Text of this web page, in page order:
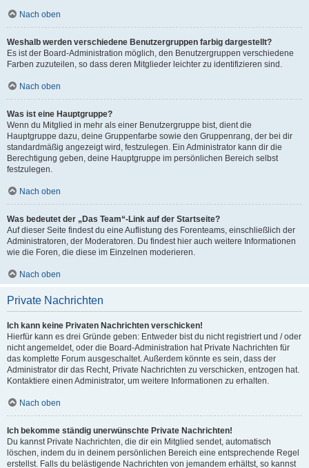
Nach oben
Weshalb werden verschiedene Benutzergruppen farbig dargestellt?
Es ist der Board-Administration möglich, den Benutzergruppen verschiedene
Farben zuzuteilen, so dass deren Mitglieder leichter zu identifizieren sind.
Nach oben
Was ist eine Hauptgruppe?
Wenn du Mitglied in mehr als einer Benutzergruppe bist, dient die
Hauptgruppe dazu, deine Gruppenfarbe sowie den Gruppenrang, der bei dir
standardmäßig angezeigt wird, festzulegen. Ein Administrator kann dir die
Berechtigung geben, deine Hauptgruppe im persönlichen Bereich selbst
festzulegen.
Nach oben
Was bedeutet der „Das Team“-Link auf der Startseite?
Auf dieser Seite findest du eine Auflistung des Forenteams, einschließlich der
Administratoren, der Moderatoren. Du findest hier auch weitere Informationen
wie die Foren, die diese im Einzelnen moderieren.
Nach oben
Private Nachrichten
Ich kann keine Privaten Nachrichten verschicken!
Hierfür kann es drei Gründe geben: Entweder bist du nicht registriert und / oder
nicht angemeldet, oder die Board-Administration hat Private Nachrichten für
das komplette Forum ausgeschaltet. Außerdem könnte es sein, dass der
Administrator dir das Recht, Private Nachrichten zu verschicken, entzogen hat.
Kontaktiere einen Administrator, um weitere Informationen zu erhalten.
Nach oben
Ich bekomme ständig unerwünschte Private Nachrichten!
Du kannst Private Nachrichten, die dir ein Mitglied sendet, automatisch
löschen, indem du in deinem persönlichen Bereich eine entsprechende Regel
erstellst. Falls du belästigende Nachrichten von jemandem erhältst, so kannst